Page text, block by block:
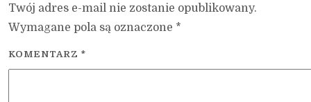
Twój adres e-mail nie zostanie opublikowany.
Wymagane pola są oznaczone *
KOMENTARZ *